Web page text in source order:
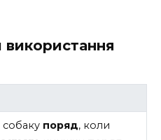
використання
поряд, коли